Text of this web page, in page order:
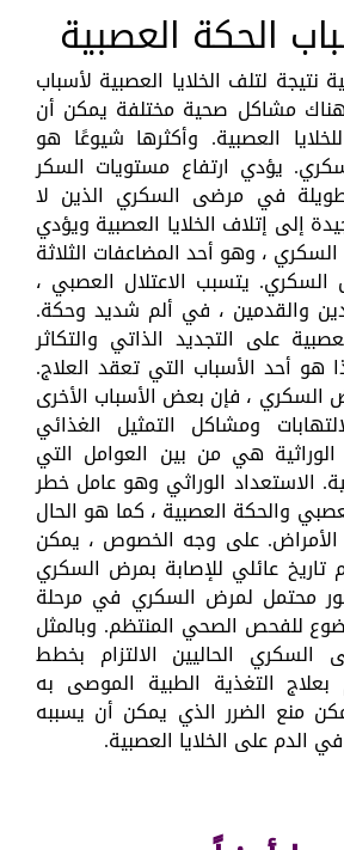
الحكة العصبية
نتيجة لتلف الخلايا العصبية لأسباب
مشاكل صحية مختلفة يمكن أن
العصبية. وأكثرها شيوعًا هو
يؤدي ارتفاع مستويات السكر
في مرضى السكري الذين لا
إلى إتلاف الخلايا العصبية ويؤدي
السكري ، وهو أحد المضاعفات الثلاثة
السكري. يتسبب الاعتلال العصبي ،
والقدمين ، في ألم شديد وحكة.
على التجديد الذاتي والتكاثر
هو أحد الأسباب التي تعقد العلاج.
السكري ، فإن بعض الأسباب الأخرى
ومشاكل التمثيل الغذائي
الوراثية هي من بين العوامل التي
الاستعداد الوراثي وهو عامل خطر
والحكة العصبية ، كما هو الحال
الأمراض. على وجه الخصوص ، يمكن
تاريخ عائلي للإصابة بمرض السكري
محتمل لمرض السكري في مرحلة
للفحص الصحي المنتظم. وبالمثل
الحاليين الالتزام بخطط
بعلاج التغذية الطبية الموصى به
منع الضرر الذي يمكن أن يسببه
الدم على الخلايا العصبية.